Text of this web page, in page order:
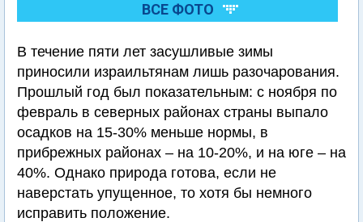
ВСЕ ФОТО
В течение пяти лет засушливые зимы
приносили израильтянам лишь разочарования.
Прошлый год был показательным: с ноября по
февраль в северных районах страны выпало
осадков на 15-30% меньше нормы, в
прибрежных районах – на 10-20%, и на юге – на
40%. Однако природа готова, если не
наверстать упущенное, то хотя бы немного
исправить положение.